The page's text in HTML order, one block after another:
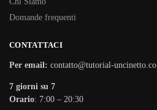
Domande frequenti
CONTATTACI
Per email: contatto@tutorial-uncinetto.co
7 giorni su 7
Orario: 7:00 – 20:30